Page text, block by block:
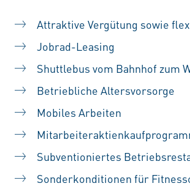
Attraktive Vergütung sowie
Jobrad-Leasing
Shuttlebus vom Bahnhof zum
Betriebliche Altersvorsorge
Mobiles Arbeiten
Subventioniertes
Sonderkonditionen für